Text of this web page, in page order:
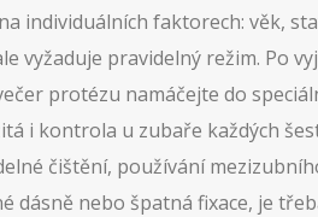
individuálních faktorech: věk,
vyžaduje pravidelný režim. Po
protézu namáčejte do
i kontrola u zubaře každých
čištění, používání
dásně nebo špatná fixace, je